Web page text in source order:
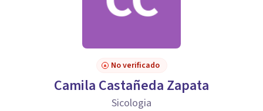
No verificado
Camila Castañeda Zapata
Sicologia